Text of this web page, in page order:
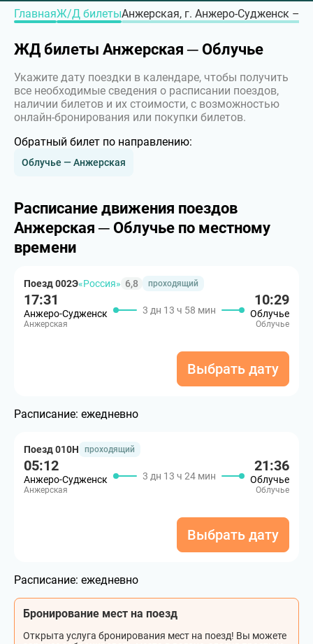
ГлавнаяЖ/Д билетыАнжерская, г. Анжеро-Судженск –
ЖД билеты Анжерская ─ Облучье
Укажите дату поездки в календаре, чтобы получить
все необходимые сведения о расписании поездов,
наличии билетов и их стоимости, с возможностью
онлайн-бронирования или покупки билетов.
Обратный билет по направлению:
Облучье — Анжерская
Расписание движения поездов
Анжерская ─ Облучье по местному
времени
Поезд 002Э«Россия» 6,8 проходящий
17:31
Анжеро-Судженск
Анжерская
3 дн 13 ч 58 мин
10:29
Облучье
Облучье
Выбрать дату
Расписание: ежедневно
Поезд 010Н проходящий
05:12
Анжеро-Судженск
Анжерская
3 дн 13 ч 24 мин
21:36
Облучье
Облучье
Выбрать дату
Расписание: ежедневно
Бронирование мест на поезд
Открыта услуга бронирования мест на поезд! Вы можете